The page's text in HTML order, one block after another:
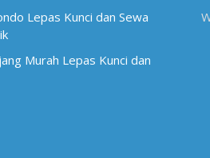
Lepas Kunci dan Sewa
Murah Lepas Kunci dan